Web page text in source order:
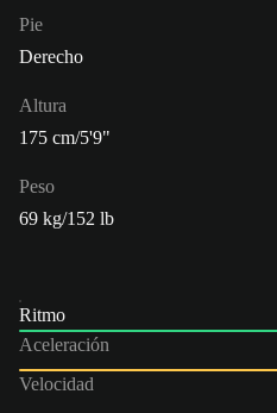
Pie
Derecho
Altura
175 cm/5'9"
Peso
69 kg/152 lb
Ritmo
Aceleración
Velocidad